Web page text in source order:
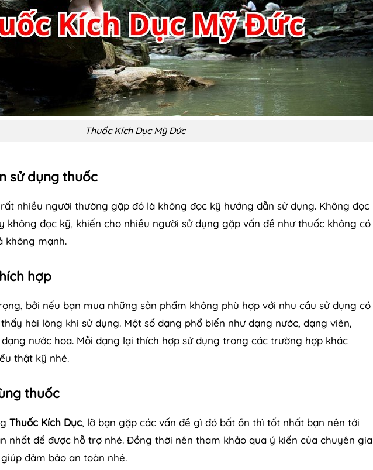
Thuốc Kích Dục Mỹ Đức
sử dụng thuốc
nhiều người thường gặp đó là không đọc kỹ hướng dẫn sử dụng. Không đọc
không đọc kỹ, khiến cho nhiều người sử dụng gặp vấn đề như thuốc không có
không mạnh.
hợp
bởi nếu bạn mua những sản phẩm không phù hợp với nhu cầu sử dụng có
hài lòng khi sử dụng. Một số dạng phổ biến như dạng nước, dạng viên,
nước hoa. Mỗi dạng lại thích hợp sử dụng trong các trường hợp khác
thật kỹ nhé.
thuốc
Thuốc Kích Dục, lỡ bạn gặp các vấn đề gì đó bất ổn thì tốt nhất bạn nên tới
nhất để được hỗ trợ nhé. Đồng thời nên tham khảo qua ý kiến của chuyên gia
đảm bảo an toàn nhé.